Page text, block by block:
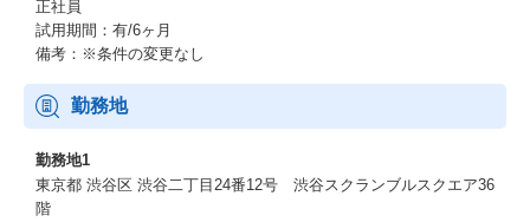
正社員
試用期間：有/6ヶ月
備考：※条件の変更なし
勤務地
勤務地1
東京都 渋谷区 渋谷二丁目24番12号 渋谷スクランブルスクエア36
階